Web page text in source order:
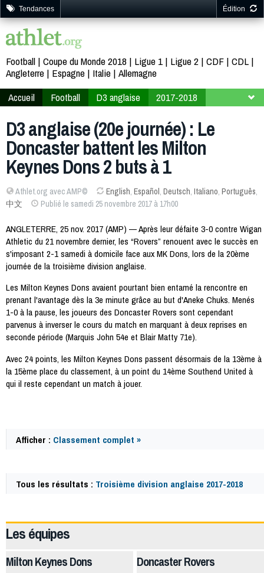
Tendances Édition
Football Coupe du Monde 2018 Ligue 1 Ligue 2 CDF CDL
Angleterre
Espagne Italie Allemagne
Accueil
Football D3 anglaise
2017-2018
D3 anglaise (20e journée) : Le
Doncaster battent les Milton
Keynes Dons 2 buts à 1
Athlet.org avec AMP© English, Español, Deutsch, Italiano, Português,
中文
Publié le samedi 25 novembre 2017 à 17h00
ANGLETERRE, 25 nov. 2017 (AMP) — Après leur défaite 3-0 contre Wigan
Athletic du 21 novembre dernier, les “Rovers” renouent avec le succès en
s'imposant 2-1 samedi à domicile face aux MK Dons, lors de la 20ème
journée de la troisième division anglaise.
Les Milton Keynes Dons avaient pourtant bien entamé la rencontre en
prenant l'avantage dès la 3e minute grâce au but d'Aneke Chuks. Menés
1-0 à la pause, les joueurs des Doncaster Rovers sont cependant
parvenus à inverser le cours du match en marquant à deux reprises en
seconde période (Marquis John 54e et Blair Matty 71e).
Avec 24 points, les Milton Keynes Dons passent désormais de la 13ème à
la 15ème place du classement, à un point du 14ème Southend United à
qui il reste cependant un match à jouer.
Afficher : Classement complet »
Tous les résultats : Troisième division anglaise 2017-2018
Les équipes
Doncaster Rovers
Milton Keynes Dons